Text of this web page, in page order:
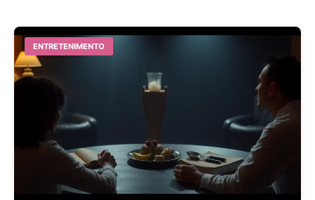
ENTRETENIMENTO